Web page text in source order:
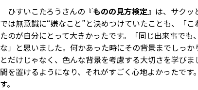
ひすいこたろうさんの『ものの見方検定』は、サクッ
では無意識に“嫌なこと”と決めつけていたことも、「
たのが自分にとって大きかったです。「同じ出来事で
な」と思いました。何かあった時にその背景までしっ
とだけじゃなく、色んな背景を考慮する大切さを学び
間を置けるようになり、それがすごく心地よかったで
す。